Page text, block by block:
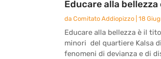
Educare alla
da Comitato Addiopizzo 18
Educare alla bellezza è il
minori del quartiere Kalsa
fenomeni di devianza e di